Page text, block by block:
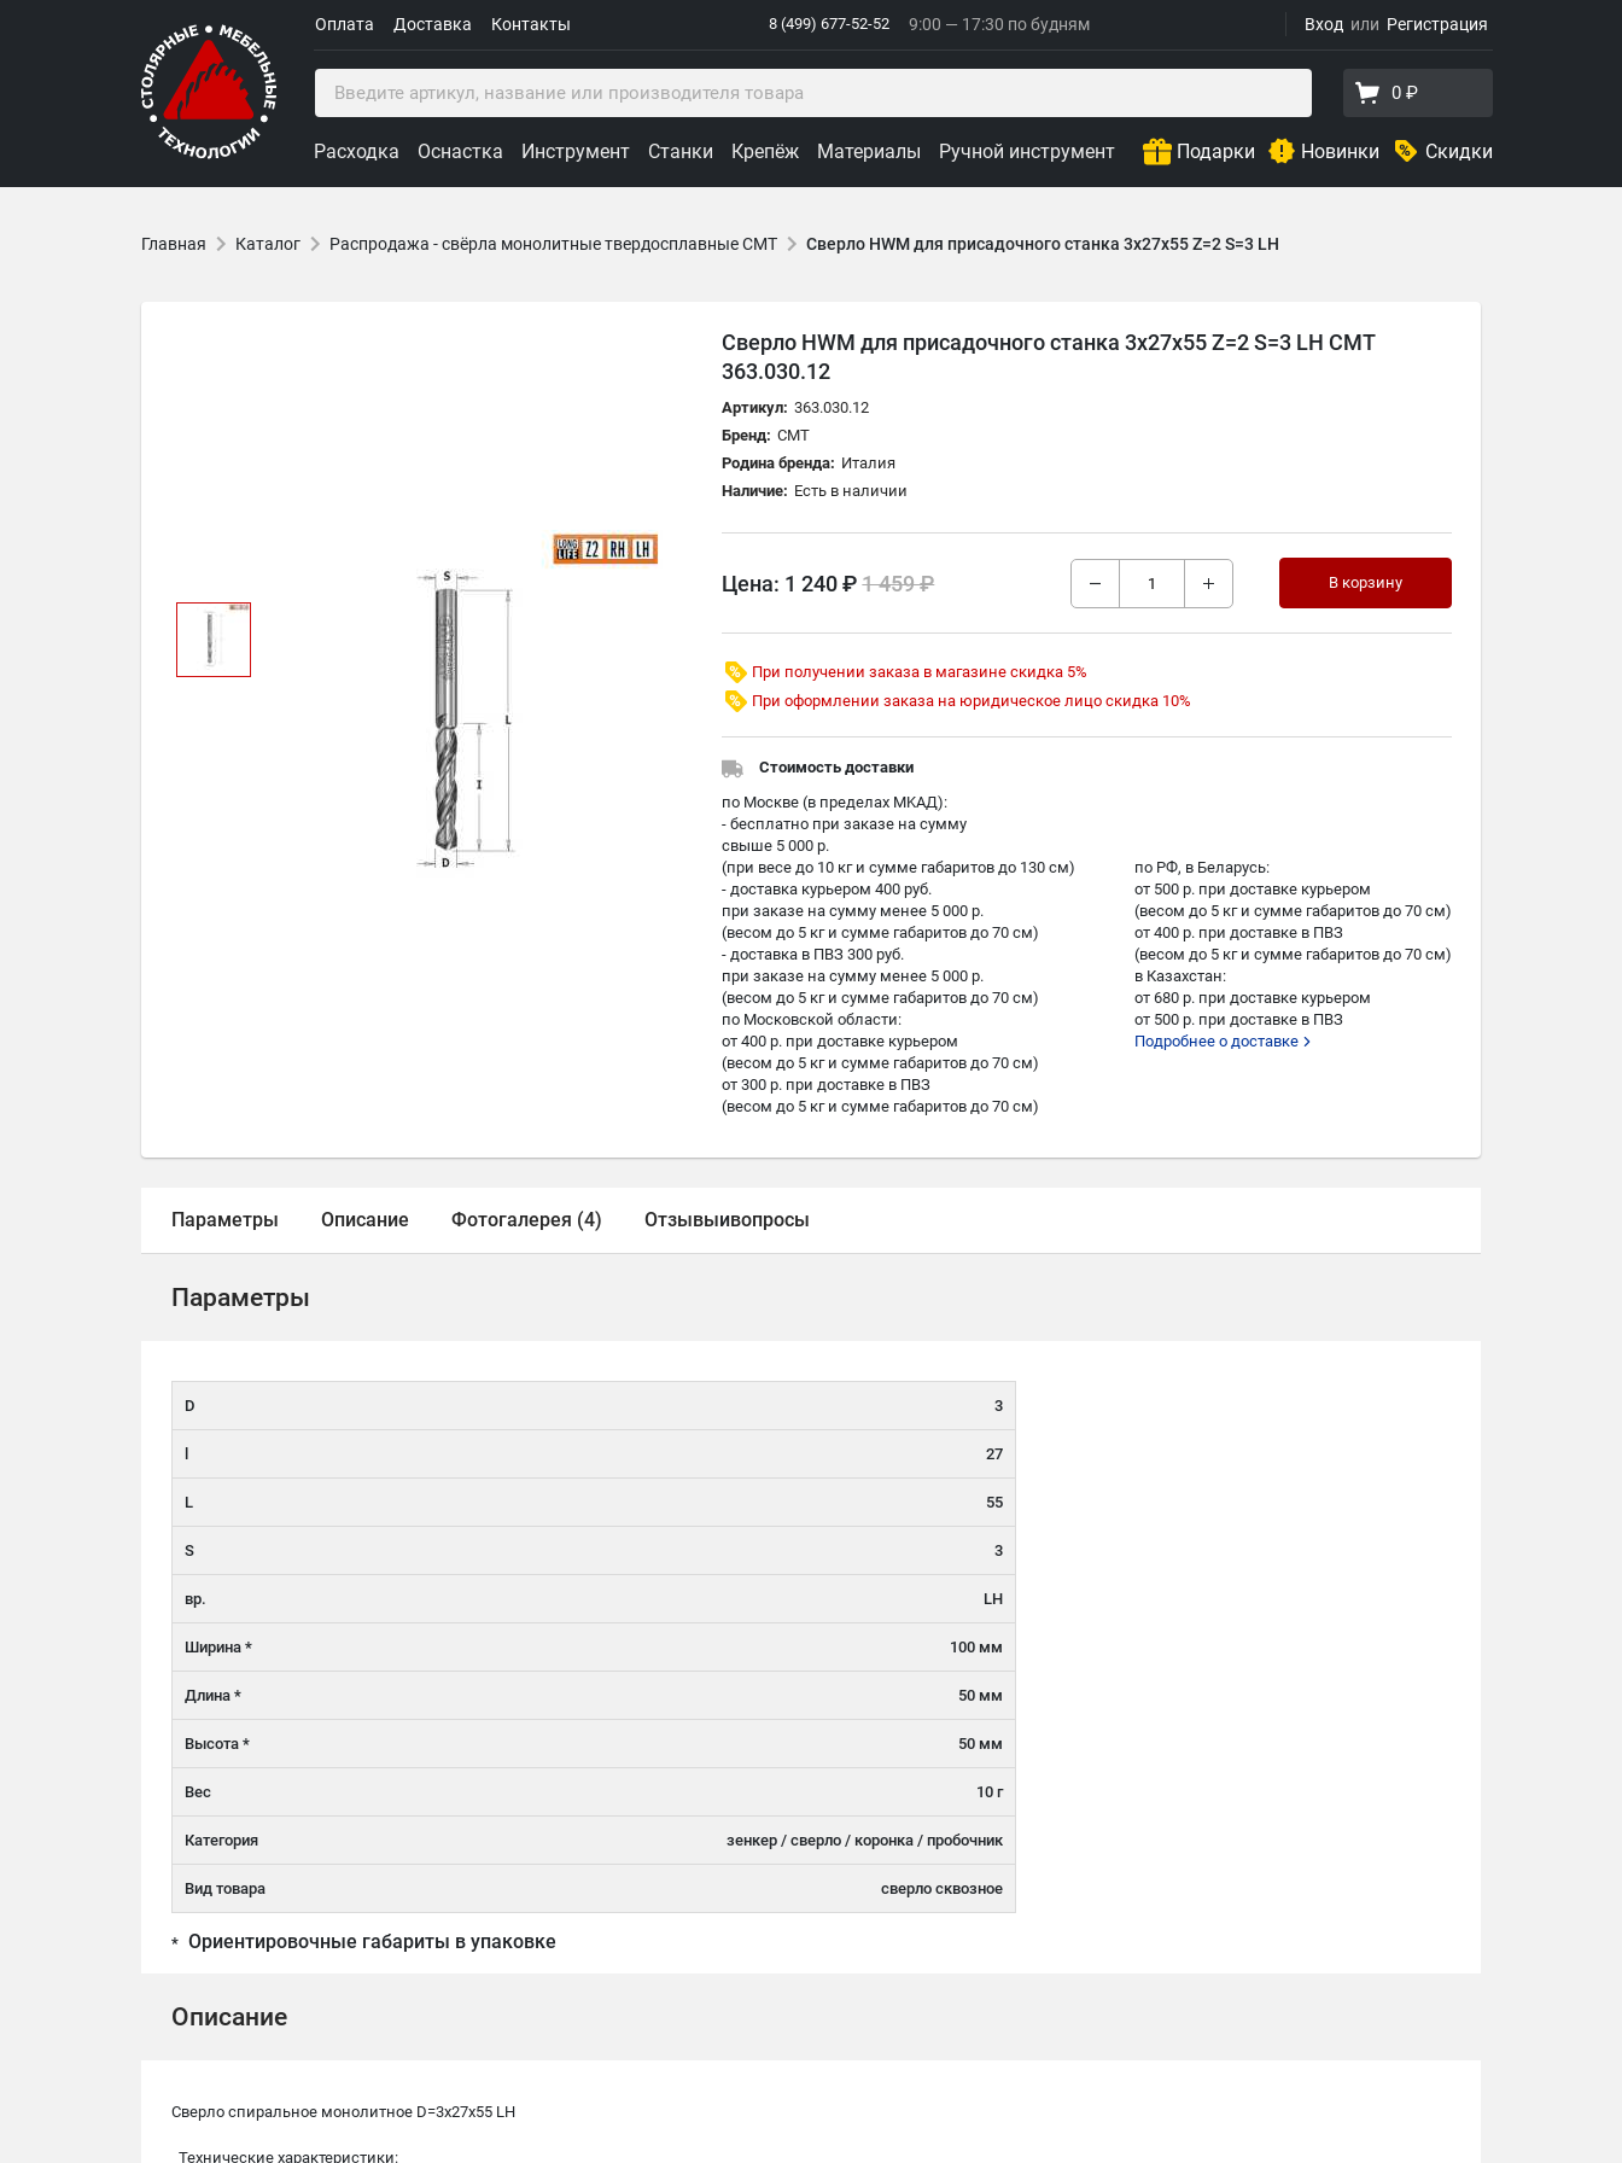
Оплата Доставка Контакты Вход Регистрация
8 (499) 677-52-52 9:00 — 17:30 по будням
0 ₽
Расходка Оснастка Инструмент Станки Крепёж Материалы Ручной инструмент Подарки Новинки Скидки
Главная Каталог Распродажа - свёрла монолитные твердосплавные СМТ Сверло HWM для присадочного станка 3x27x55 Z=2 S=3 LH
Сверло HWM для присадочного станка 3x27x55 Z=2 S=3 LH CMT
363.030.12
Артикул: 363.030.12
Бренд: CMT
Родина бренда: Италия
Наличие: Есть в наличии
Цена: 1 240 ₽1 459 ₽ В корзину
При получении заказа в магазине скидка 5%
При оформлении заказа на юридическое лицо скидка 10%
Стоимость доставки
по Москве (в пределах МKAД):
- бесплатно при заказе на сумму
свыше 5 000 р.
(при весе до 10 кг и сумме габаритов до 130 см)
- доставка курьером 400 руб.
при заказе на сумму менее 5 000 р.
(весом до 5 кг и сумме габаритов до 70 см)
- доставка в ПВЗ 300 руб.
при заказе на сумму менее 5 000 р.
(весом до 5 кг и сумме габаритов до 70 см)
по Московской области:
от 400 р. при доставке курьером
(весом до 5 кг и сумме габаритов до 70 см)
от 300 р. при доставке в ПВЗ
(весом до 5 кг и сумме габаритов до 70 см)
по РФ, в Беларусь:
от 500 р. при доставке курьером
(весом до 5 кг и сумме габаритов до 70 см)
от 400 р. при доставке в ПВЗ
(весом до 5 кг и сумме габаритов до 70 см)
в Казахстан:
от 680 р. при доставке курьером
от 500 р. при доставке в ПВЗ
Подробнее о доставке
Параметры Описание Фотогалерея (4) Отзывыивопросы
Параметры
D 3
l 27
L 55
S 3
вр. LH
Ширина * 100 мм
Длина * 50 мм
Высота * 50 мм
Вес 10 г
Категория зенкер / сверло / коронка / пробочник
Вид товара сверло сквозное
* Ориентировочные габариты в упаковке
Описание
Сверло спиральное монолитное D=3x27x55 LH
Технические характеристики: